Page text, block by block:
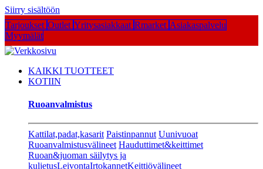
Siirry sisältöön
Tarjoukset Outlet Yritysasiakkaat Rmarket Asiakaspalvelu
Myymälät
KAIKKI TUOTTEET
KOTIIN
Ruoanvalmistus
Kattilat,padat,kasarit Paistinpannut Uunivuoat
Ruoanvalmistusvälineet Hauduttimet&keittimet
Ruoan&juoman säilytys ja
kuljetusLeivontaIrtokannetKeittiövälineet